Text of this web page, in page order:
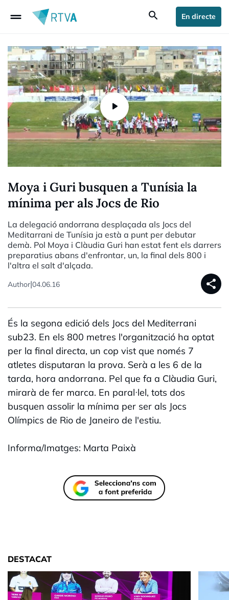
drag_handle search En directe
Moya i Guri busquen a Tunísia la
mínima per als Jocs de Rio
La delegació andorrana desplaçada als Jocs del
Meditarrani de Tunísia ja està a punt per debutar
demà. Pol Moya i Clàudia Guri han estat fent els darrers
preparatius abans d'enfrontar, un, la final dels 800 i
l'altra el salt d'alçada.
Author|04.06.16 share
És la segona edició dels Jocs del Mediterrani
sub23. En els 800 metres l'organització ha optat
per la final directa, un cop vist que només 7
atletes disputaran la prova. Serà a les 6 de la
tarda, hora andorrana. Pel que fa a Clàudia Guri,
mirarà de fer marca. En paral·lel, tots dos
busquen assolir la mínima per ser als Jocs
Olímpics de Rio de Janeiro de l'estiu.
Informa/Imatges: Marta Paixà
DESTACAT